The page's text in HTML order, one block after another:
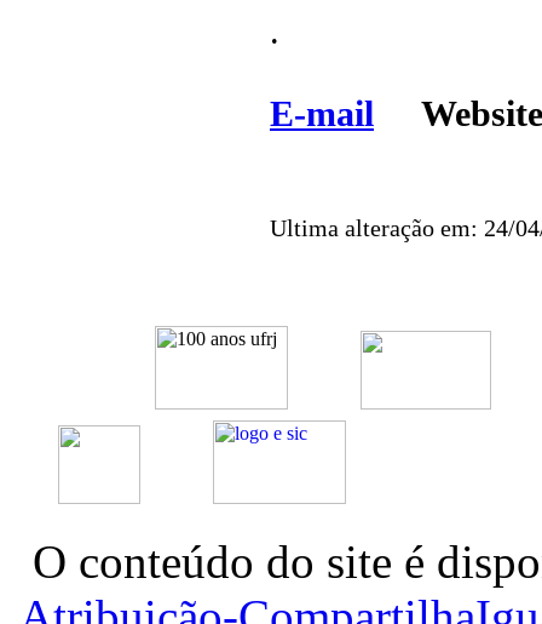
.
E-mail
Ultima alteração em: 24/
O conteúdo do site é